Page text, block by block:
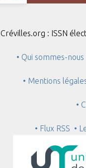
Crévilles.org : ISSN
• Qui sommes-nous
• Mentions
•
• Flux RSS •